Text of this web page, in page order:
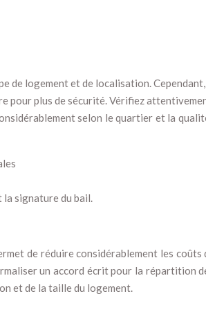
logement et de localisation.
plus de sécurité. Vérifiez
selon le quartier et la
la signature du bail.
de réduire considérablement les
un accord écrit pour la répartition
et de la taille du logement.